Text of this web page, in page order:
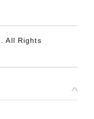
All Rights